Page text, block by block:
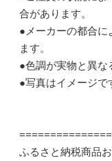
合があります。
●メーカーの都合に
ます。
●色調が実物と異な
●写真はイメージで
ふるさと納税商品